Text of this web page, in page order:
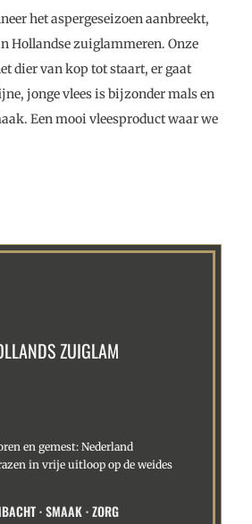
het aspergeseizoen aanbreekt,
Hollandse zuiglammeren. Onze
dier van kop tot staart, er gaat
jonge vlees is bijzonder mals en
Een mooi vleesproduct waar we
ZUIGLAM
en gemest: Nederland
in vrije uitloop op de weides
·SMAAK ·ZORG